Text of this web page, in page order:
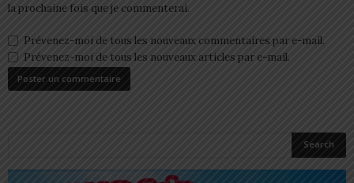
la prochaine fois que je commenterai.
Prévenez-moi de tous les nouveaux commentaires par e-mail.
Prévenez-moi de tous les nouveaux articles par e-mail.